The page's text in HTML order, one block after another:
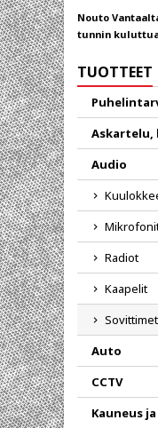
Nouto
tunnin
TUOTTEET
Askartelu,
Audio
Radiot
Kaapelit
Sovittimet
Auto
CCTV
Kauneus